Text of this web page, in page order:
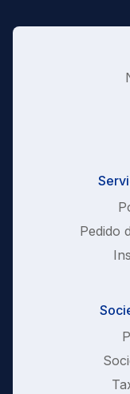
Pedido